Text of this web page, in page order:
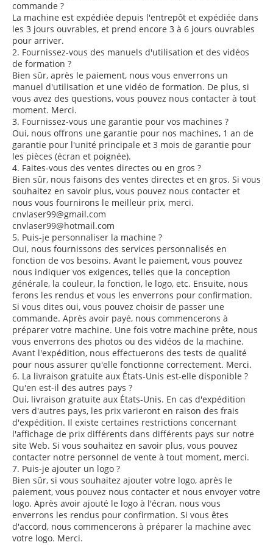
commande ?
La machine est expédiée depuis l'entrepôt et expédiée dans
les 3 jours ouvrables, et prend encore 3 à 6 jours ouvrables
pour arriver.
2. Fournissez-vous des manuels d'utilisation et des vidéos
de formation ?
Bien sûr, après le paiement, nous vous enverrons un
manuel d'utilisation et une vidéo de formation. De plus, si
vous avez des questions, vous pouvez nous contacter à tout
moment. Merci.
3. Fournissez-vous une garantie pour vos machines ?
Oui, nous offrons une garantie pour nos machines, 1 an de
garantie pour l'unité principale et 3 mois de garantie pour
les pièces (écran et poignée).
4. Faites-vous des ventes directes ou en gros ?
Bien sûr, nous faisons des ventes directes et en gros. Si vous
souhaitez en savoir plus, vous pouvez nous contacter et
nous vous fournirons le meilleur prix, merci.
cnvlaser99@gmail.com
cnvlaser99@hotmail.com
5. Puis-je personnaliser la machine ?
Oui, nous fournissons des services personnalisés en
fonction de vos besoins. Avant le paiement, vous pouvez
nous indiquer vos exigences, telles que la conception
générale, la couleur, la fonction, le logo, etc. Ensuite, nous
ferons les rendus et vous les enverrons pour confirmation.
Si vous dites oui, vous pouvez choisir de passer une
commande. Après avoir payé, nous commencerons à
préparer votre machine. Une fois votre machine prête, nous
vous enverrons des photos ou des vidéos de la machine.
Avant l'expédition, nous effectuerons des tests de qualité
pour nous assurer qu'elle fonctionne correctement. Merci.
6. La livraison gratuite aux États-Unis est-elle disponible ?
Qu'en est-il des autres pays ?
Oui, livraison gratuite aux États-Unis. En cas d'expédition
vers d'autres pays, les prix varieront en raison des frais
d'expédition. Il existe certaines restrictions concernant
l'affichage de prix différents dans différents pays sur notre
site Web. Si vous souhaitez en savoir plus, vous pouvez
contacter notre personnel de vente à tout moment, merci.
7. Puis-je ajouter un logo ?
Bien sûr, si vous souhaitez ajouter votre logo, après le
paiement, vous pouvez nous contacter et nous envoyer votre
logo. Après avoir ajouté le logo à l'écran, nous vous
enverrons les rendus pour confirmation. Si vous êtes
d'accord, nous commencerons à préparer la machine avec
votre logo. Merci.